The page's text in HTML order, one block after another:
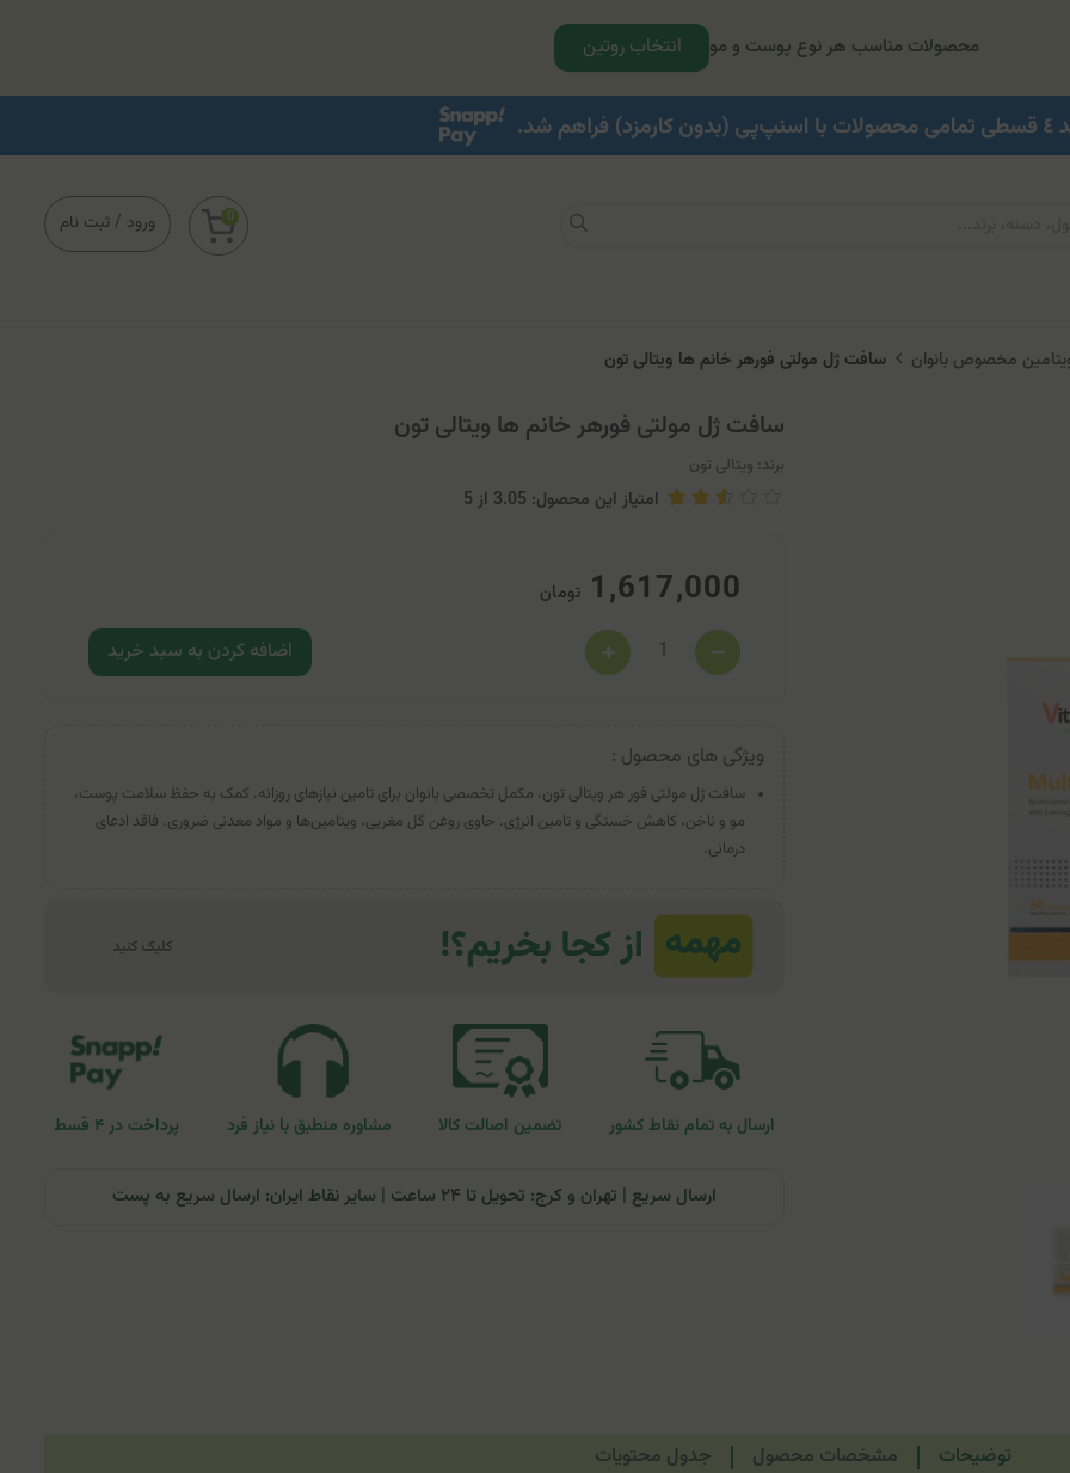
محصولات مناسب هر نوع پوست و مو انتخاب روتین
ورود / ثبت نام 0
مخصوص بانوان سافت ژل مولتی فورهر خانم ها ویتالی تون
سافت ژل مولتی فورهر خانم ها ویتالی تون
برند: ویتالی تون
امتیاز این محصول: 3.05 از 5
1,617,000 تومان
اضافه کردن به سبد خرید
ویژگی های محصول :
سافت ژل مولتی فور هر ویتالی تون، مکمل تخصصی بانوان برای تامین نیازهای روزانه. کمک به حفظ سلامت پوست،
مو و ناخن، کاهش خستگی و تامین انرژی. حاوی روغن گل مغربی، ویتامین‌ها و مواد معدنی ضروری. فاقد ادعای
درمانی.
ارسال به تمام نقاط کشور تضمین اصالت کالا مشاوره منطبق با نیاز فرد پرداخت در ۴ قسط
ارسال سریع | تهران و کرج: تحویل تا ۲۴ ساعت | سایر نقاط ایران: ارسال سریع به پست
توضیحات مشخصات محصول جدول محتویات